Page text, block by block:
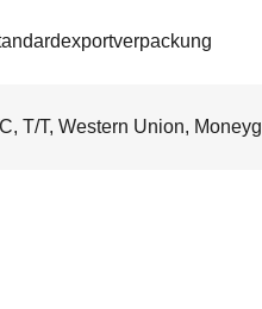
T/T, Western Union,